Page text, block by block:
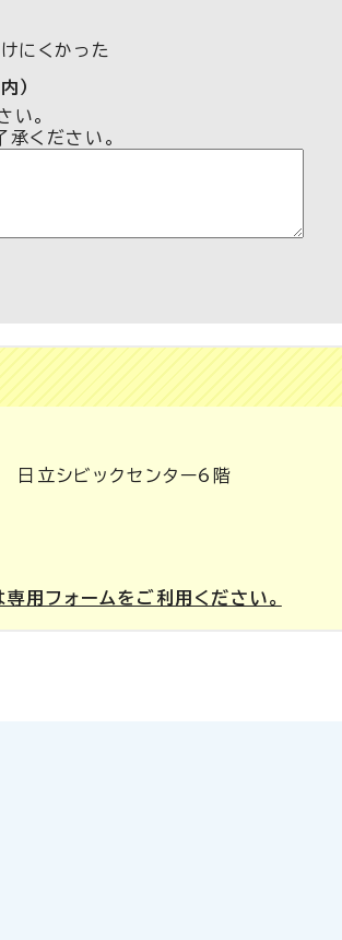
にくかった
）
い。
ください。
立シビックセンター6階
用フォームをご利用ください。